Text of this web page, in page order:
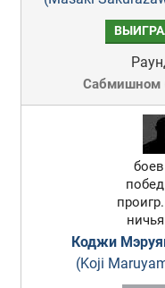
Сабмишном
боев
ничья
Коджи
(Koji